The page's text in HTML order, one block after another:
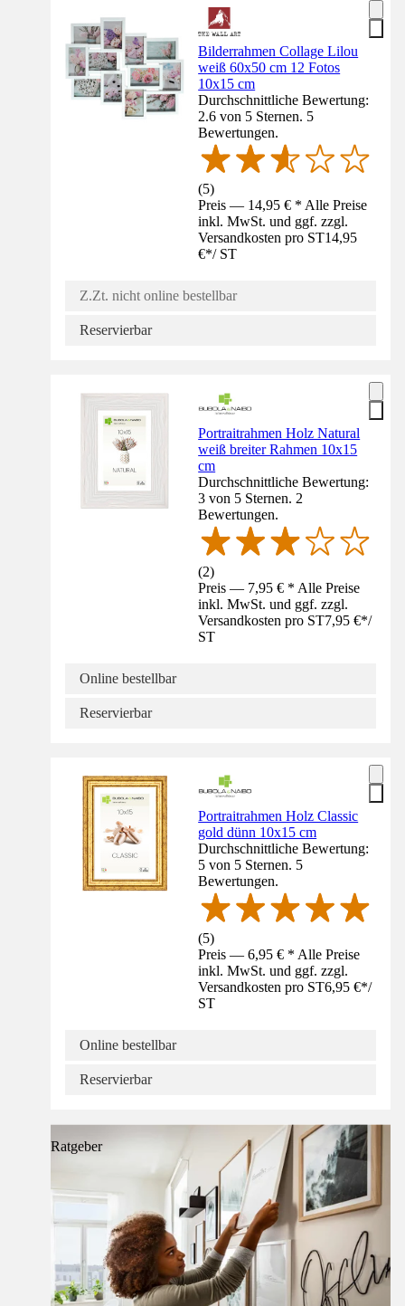
Bilderrahmen Collage Lilou
weiß 60x50 cm 12 Fotos
10x15 cm
Durchschnittliche Bewertung:
2.6 von 5 Sternen. 5
Bewertungen.
(5)
Preis — 14,95 € * Alle Preise
inkl. MwSt. und ggf. zzgl.
Versandkosten pro ST14,95
€*/ ST
Z.Zt. nicht online bestellbar
Reservierbar
Portraitrahmen Holz Natural
weiß breiter Rahmen 10x15
cm
Durchschnittliche Bewertung:
3 von 5 Sternen. 2
Bewertungen.
(2)
Preis — 7,95 € * Alle Preise
inkl. MwSt. und ggf. zzgl.
Versandkosten pro ST7,95 €*/
ST
Online bestellbar
Reservierbar
Portraitrahmen Holz Classic
gold dünn 10x15 cm
Durchschnittliche Bewertung:
5 von 5 Sternen. 5
Bewertungen.
(5)
Preis — 6,95 € * Alle Preise
inkl. MwSt. und ggf. zzgl.
Versandkosten pro ST6,95 €*/
ST
Online bestellbar
Reservierbar
Ratgeber